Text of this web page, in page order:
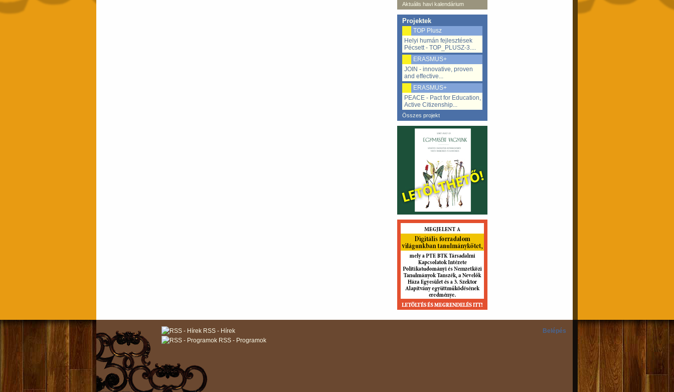
Aktuális havi kalendárium
Projektek
TOP Plusz
Helyi humán fejlesztések
Pécsett - TOP_PLUSZ-3....
ERASMUS+
JOIN - innovative, proven
and effective...
ERASMUS+
PEACE - Pact for Education,
Active Citizenship...
Összes projekt
Belépés
RSS - Hírek
RSS - Programok